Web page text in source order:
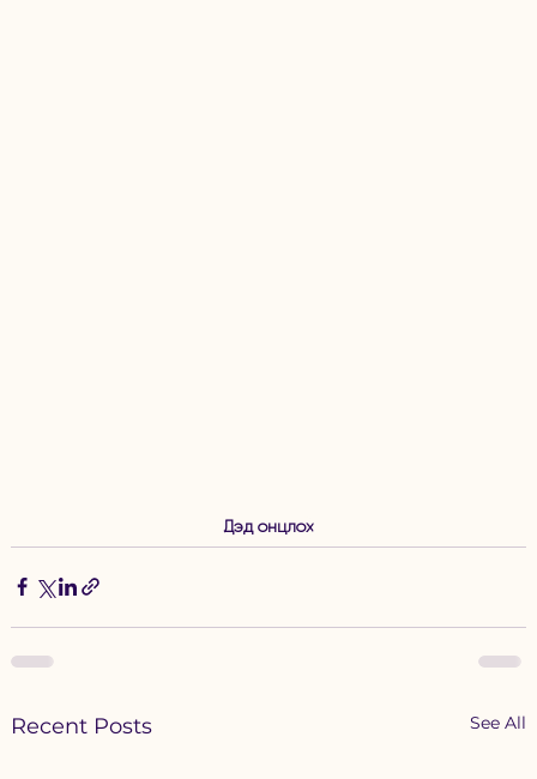
Дэд онцлох
Recent Posts See All